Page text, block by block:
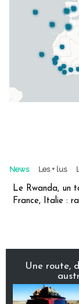
News Les + lus
Le Rwanda, un
France, Italie :
Une route,